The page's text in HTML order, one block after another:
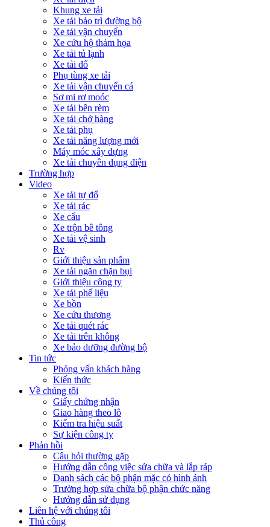
Khung xe tải
Xe tải bảo trì đường bộ
Xe tải vận chuyển
Xe cứu hộ thảm họa
Xe tải tủ lạnh
Xe tải đổ
Phụ tùng xe tải
Xe tải vận chuyển cá
Sơ mi rơ moóc
Xe tải bên rèm
Xe tải chở hàng
Xe tải phụ
Xe tải năng lượng mới
Máy móc xây dựng
Xe tải chuyên dụng điện
Trường hợp
Video
Xe tải tự đổ
Xe tải rác
Xe cẩu
Xe trộn bê tông
Xe tải vệ sinh
Rv
Giới thiệu sản phẩm
Xe tải ngăn chặn bụi
Giới thiệu công ty
Xe tải phế liệu
Xe bồn
Xe cứu thương
Xe tải quét rác
Xe tải trên không
Xe bảo dưỡng đường bộ
Tin tức
Phỏng vấn khách hàng
Kiến thức
Về chúng tôi
Giấy chứng nhận
Giao hàng theo lô
Kiểm tra hiệu suất
Sự kiện công ty
Phản hồi
Câu hỏi thường gặp
Hướng dẫn công việc sửa chữa và lắp ráp
Danh sách các bộ phận mặc có hình ảnh
Trường hợp sửa chữa bộ phận chức năng
Hướng dẫn sử dụng
Liên hệ với chúng tôi
Thủ công